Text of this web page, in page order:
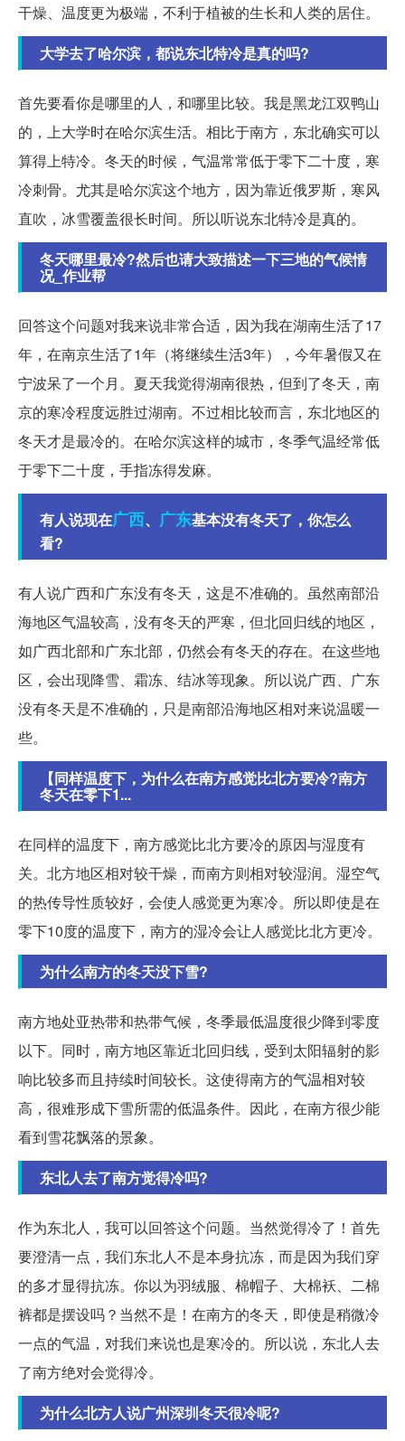
干燥、温度更为极端，不利于植被的生长和人类的居住。
大学去了哈尔滨，都说东北特冷是真的吗?
首先要看你是哪里的人，和哪里比较。我是黑龙江双鸭山
的，上大学时在哈尔滨生活。相比于南方，东北确实可以
算得上特冷。冬天的时候，气温常常低于零下二十度，寒
冷刺骨。尤其是哈尔滨这个地方，因为靠近俄罗斯，寒风
直吹，冰雪覆盖很长时间。所以听说东北特冷是真的。
冬天哪里最冷?然后也请大致描述一下三地的气候情
况_作业帮
回答这个问题对我来说非常合适，因为我在湖南生活了17
年，在南京生活了1年（将继续生活3年），今年暑假又在
宁波呆了一个月。夏天我觉得湖南很热，但到了冬天，南
京的寒冷程度远胜过湖南。不过相比较而言，东北地区的
冬天才是最冷的。在哈尔滨这样的城市，冬季气温经常低
于零下二十度，手指冻得发麻。
有人说现在广西、 广东基本没有冬天了，你怎么
看?
有人说广西和广东没有冬天，这是不准确的。虽然南部沿
海地区气温较高，没有冬天的严寒，但北回归线的地区，
如广西北部和广东北部，仍然会有冬天的存在。在这些地
区，会出现降雪、霜冻、结冰等现象。所以说广西、广东
没有冬天是不准确的，只是南部沿海地区相对来说温暖一
些。
【同样温度下，为什么在南方感觉比北方要冷?南方
冬天在零下1...
在同样的温度下，南方感觉比北方要冷的原因与湿度有
关。北方地区相对较干燥，而南方则相对较湿润。湿空气
的热传导性质较好，会使人感觉更为寒冷。所以即使是在
零下10度的温度下，南方的湿冷会让人感觉比北方更冷。
为什么南方的冬天没下雪?
南方地处亚热带和热带气候，冬季最低温度很少降到零度
以下。同时，南方地区靠近北回归线，受到太阳辐射的影
响比较多而且持续时间较长。这使得南方的气温相对较
高，很难形成下雪所需的低温条件。因此，在南方很少能
看到雪花飘落的景象。
东北人去了南方觉得冷吗?
作为东北人，我可以回答这个问题。当然觉得冷了！首先
要澄清一点，我们东北人不是本身抗冻，而是因为我们穿
的多才显得抗冻。你以为羽绒服、棉帽子、大棉袄、二棉
裤都是摆设吗？当然不是！在南方的冬天，即使是稍微冷
一点的气温，对我们来说也是寒冷的。所以说，东北人去
了南方绝对会觉得冷。
为什么北方人说广州深圳冬天很冷呢?